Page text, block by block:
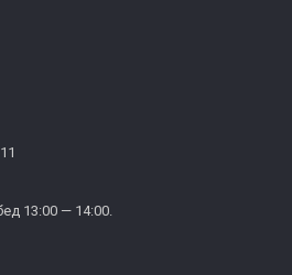
13:00 — 14:00.